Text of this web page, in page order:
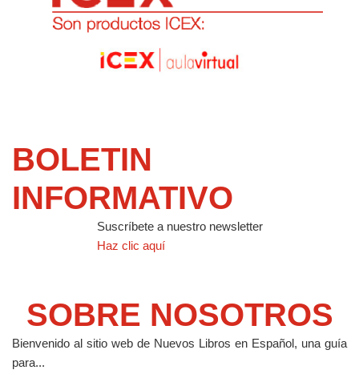
BOLETIN
INFORMATIVO
Suscríbete a nuestro newsletter
Haz clic aquí
SOBRE NOSOTROS
Bienvenido al sitio web de Nuevos Libros en Español, una guía
para...